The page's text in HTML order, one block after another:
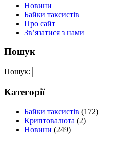
Новини
Байки таксистів
Про сайт
Зв’язатися з нами
Пошук
Пошук:
Категорії
Байки таксистів (172)
Криптовалюта (2)
Новини (249)